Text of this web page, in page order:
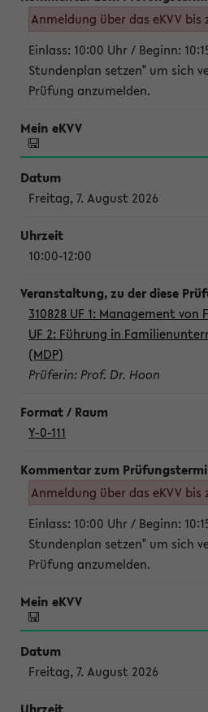
Anmeldung über das eKVV bis
Einlass: 10:00 Uhr / Beginn:
Stundenplan setzen" um sich
Prüfung anzumelden.
Freitag, 7. August 2026
10:00-12:00
310828 UF 1: Management
UF 2: Führung in
(MDP)
Prüferin: Prof. Dr. Hoon
Y-0-111
Anmeldung über das eKVV bis
Einlass: 10:00 Uhr / Beginn:
Stundenplan setzen" um sich
Prüfung anzumelden.
Freitag, 7. August 2026